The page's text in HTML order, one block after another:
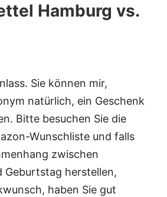
Hamburg vs.
Sie können mir,
natürlich, ein Geschenk
Bitte besuchen Sie die
Wunschliste und falls
zwischen
Geburtstag herstellen,
haben Sie gut